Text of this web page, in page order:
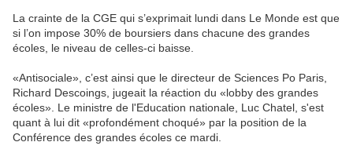
La crainte de la CGE qui s’exprimait lundi dans Le Monde est que
si l’on impose 30% de boursiers dans chacune des grandes
écoles, le niveau de celles-ci baisse.
«Antisociale», c’est ainsi que le directeur de Sciences Po Paris,
Richard Descoings, jugeait la réaction du «lobby des grandes
écoles». Le ministre de l'Education nationale, Luc Chatel, s'est
quant à lui dit «profondément choqué» par la position de la
Conférence des grandes écoles ce mardi.